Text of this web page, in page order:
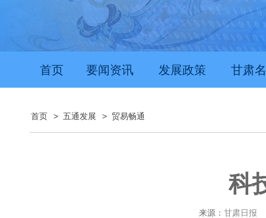
首页 要闻资讯 发展政策 甘肃
首页 > 五通发展 > 贸易畅通
科
来源： 甘肃日报